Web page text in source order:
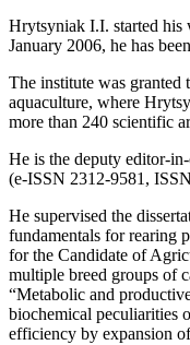
Hrytsyniak I.I. started his
January 2006, he has
The institute was
aquaculture, where
more than 240 scientific
He is the deputy editor-
(е-ISSN 2312-9581,
He supervised the
fundamentals for rearing
for the Candidate of
multiple breed groups of
“Metabolic and
biochemical peculiarities
efficiency by expansion